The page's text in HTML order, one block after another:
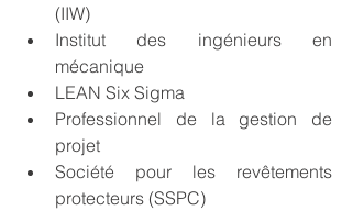
(IIW)
Institut des ingénieurs en
mécanique
LEAN Six Sigma
Professionnel de la gestion de
projet
Société pour les revêtements
protecteurs (SSPC)